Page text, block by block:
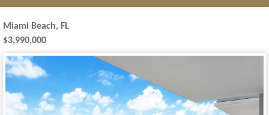
Miami Beach, FL
$3,990,000